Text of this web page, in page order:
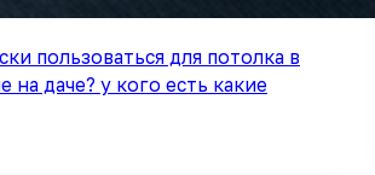
пользоваться для потолка в
на даче? у кого есть какие